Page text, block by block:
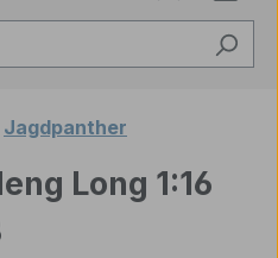
Jagdpanther
Long 1:16